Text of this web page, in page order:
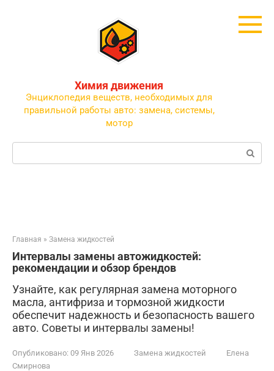
Химия движения
Энциклопедия веществ, необходимых для
правильной работы авто: замена, системы,
мотор
Поиск:
Главная » Замена жидкостей
Интервалы замены автожидкостей:
рекомендации и обзор брендов
Узнайте, как регулярная замена моторного
масла, антифриза и тормозной жидкости
обеспечит надежность и безопасность вашего
авто. Советы и интервалы замены!
Опубликовано: 09 Янв 2026 Замена жидкостей
Елена
Смирнова